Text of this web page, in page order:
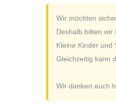
Wir möchten
Deshalb bitten wir
Kleine Kinder und
Gleichzeitig kann
Wir danken euch